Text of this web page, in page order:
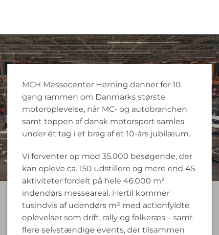
MCH Messecenter Herning danner for 10.
gang rammen om Danmarks største
motoroplevelse, når MC- og autobranchen
samt toppen af dansk motorsport samles
under ét tag i et brag af et 10-års jubilæum.
Vi forventer op mod 35.000 besøgende, der
kan opleve ca. 150 udstillere og mere end 45
aktiviteter fordelt på hele 46.000 m²
indendørs messeareal. Hertil kommer
tusindvis af udendørs m² med actionfyldte
oplevelser som drift, rally og folkeræs – samt
flere selvstændige events, der tilsammen